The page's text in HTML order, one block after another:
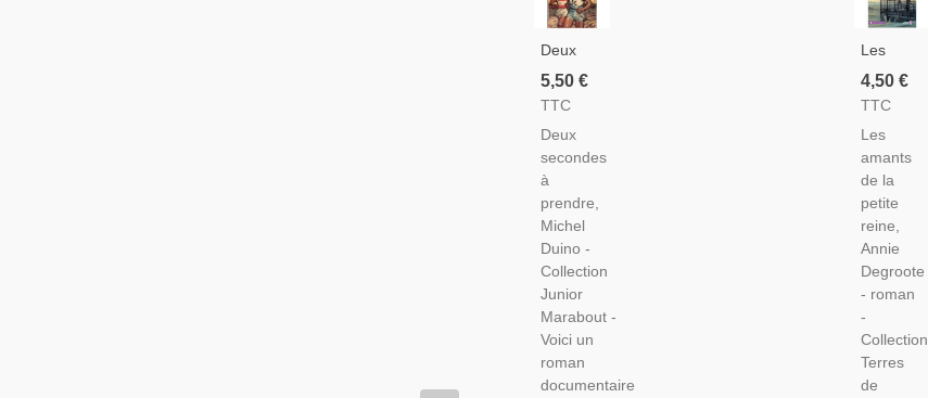
Deux
Secondes
À
Michel
Duino,1963
- Course
À Pied,
Athlétisme,
Sports,
Marabout,
5,50 €
TTC
Deux
secondes
à
prendre,
Michel
Duino -
Collection
Junior
Marabout -
Voici un
roman
documentaire
Les
Amants
De La
Reine,
Annie
Degroote,
2005 -
Flandres
Du Nord,
Cyclisme,
Roman
D'amour
4,50 €
TTC
Les
amants
de la
petite
reine,
Annie
Degroote
- roman
-
Collection
Terres
de